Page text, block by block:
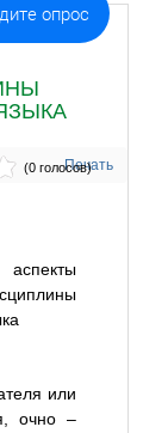
Печать
(0 голосов)
или
очно –
опрос